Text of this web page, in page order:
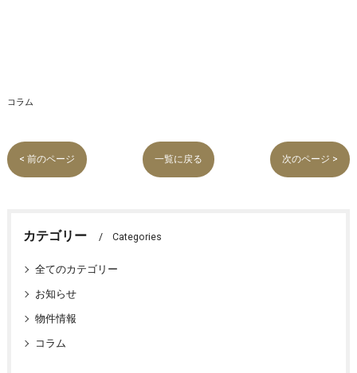
コラム
< 前のページ 一覧に戻る 次のページ >
カテゴリー Categories
全てのカテゴリー
お知らせ
物件情報
コラム